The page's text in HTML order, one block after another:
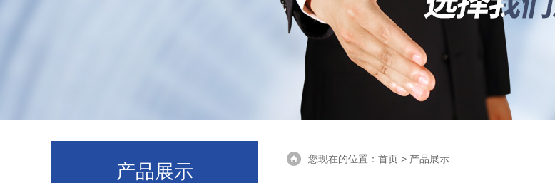
产品展示
您现在的位置： 首页 > 产品展示